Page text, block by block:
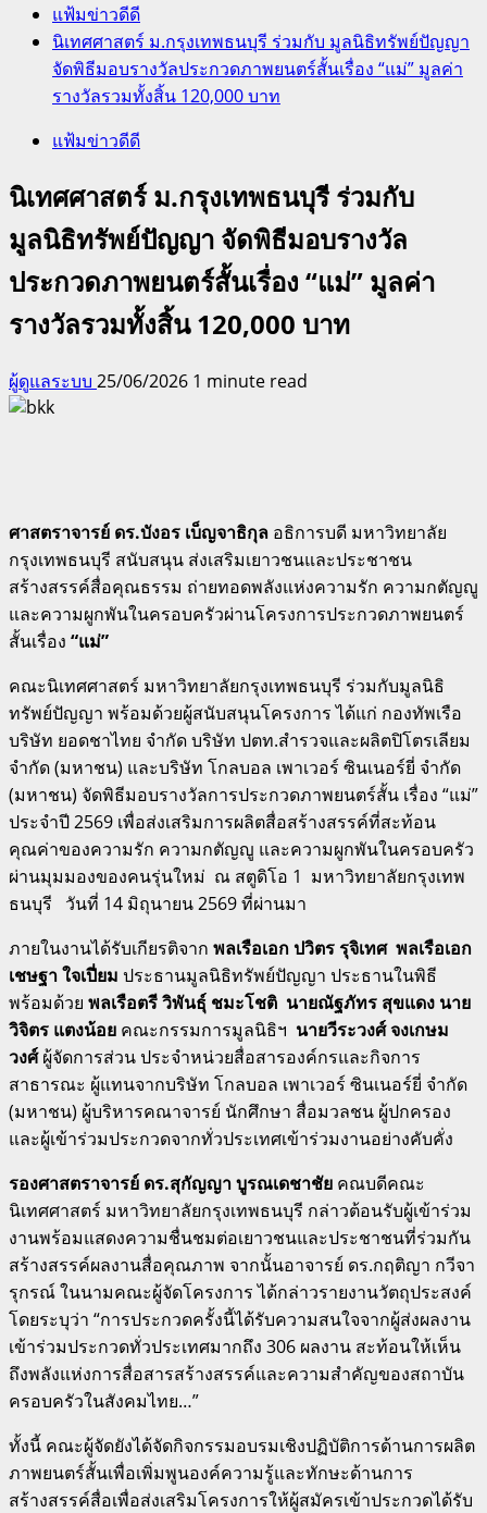
แฟ้มข่าวดีดี
นิเทศศาสตร์ ม.กรุงเทพธนบุรี ร่วมกับ มูลนิธิทรัพย์ปัญญา
จัดพิธีมอบรางวัลประกวดภาพยนตร์สั้นเรื่อง “แม่” มูลค่า
รางวัลรวมทั้งสิ้น 120,000 บาท
แฟ้มข่าวดีดี
นิเทศศาสตร์ ม.กรุงเทพธนบุรี ร่วมกับ
มูลนิธิทรัพย์ปัญญา จัดพิธีมอบรางวัล
ประกวดภาพยนตร์สั้นเรื่อง “แม่” มูลค่า
รางวัลรวมทั้งสิ้น 120,000 บาท
ผู้ดูแลระบบ 25/06/2026 1 minute read
ศาสตราจารย์ ดร.บังอร เบ็ญจาธิกุล อธิการบดี มหาวิทยาลัย
กรุงเทพธนบุรี สนับสนุน ส่งเสริมเยาวชนและประชาชน
สร้างสรรค์สื่อคุณธรรม ถ่ายทอดพลังแห่งความรัก ความกตัญญู
และความผูกพันในครอบครัวผ่านโครงการประกวดภาพยนตร์
สั้นเรื่อง “แม่”
คณะนิเทศศาสตร์ มหาวิทยาลัยกรุงเทพธนบุรี ร่วมกับมูลนิธิ
ทรัพย์ปัญญา พร้อมด้วยผู้สนับสนุนโครงการ ได้แก่ กองทัพเรือ
บริษัท ยอดชาไทย จำกัด บริษัท ปตท.สำรวจและผลิตปิโตรเลียม
จำกัด (มหาชน) และบริษัท โกลบอล เพาเวอร์ ซินเนอร์ยี่ จำกัด
(มหาชน) จัดพิธีมอบรางวัลการประกวดภาพยนตร์สั้น เรื่อง “แม่”
ประจำปี 2569 เพื่อส่งเสริมการผลิตสื่อสร้างสรรค์ที่สะท้อน
คุณค่าของความรัก ความกตัญญู และความผูกพันในครอบครัว
ผ่านมุมมองของคนรุ่นใหม่ ณ สตูดิโอ 1 มหาวิทยาลัยกรุงเทพ
ธนบุรี วันที่ 14 มิถุนายน 2569 ที่ผ่านมา
ภายในงานได้รับเกียรติจาก พลเรือเอก ปวิตร รุจิเทศ พลเรือเอก
เชษฐา ใจเปี่ยม ประธานมูลนิธิทรัพย์ปัญญา ประธานในพิธี
พร้อมด้วย พลเรือตรี วิพันธุ์ ชมะโชติ นายณัฐภัทร สุขแดง นาย
วิจิตร แตงน้อย คณะกรรมการมูลนิธิฯ นายวีระวงศ์ จงเกษม
วงศ์ผู้จัดการส่วน ประจำหน่วยสื่อสารองค์กรและกิจการ
สาธารณะ ผู้แทนจากบริษัท โกลบอล เพาเวอร์ ซินเนอร์ยี่ จำกัด
(มหาชน) ผู้บริหารคณาจารย์ นักศึกษา สื่อมวลชน ผู้ปกครอง
และผู้เข้าร่วมประกวดจากทั่วประเทศเข้าร่วมงานอย่างคับคั่ง
รองศาสตราจารย์ ดร.สุกัญญา บูรณเดชาชัย คณบดีคณะ
นิเทศศาสตร์ มหาวิทยาลัยกรุงเทพธนบุรี กล่าวต้อนรับผู้เข้าร่วม
งานพร้อมแสดงความชื่นชมต่อเยาวชนและประชาชนที่ร่วมกัน
สร้างสรรค์ผลงานสื่อคุณภาพ จากนั้นอาจารย์ ดร.กฤติญา กวีจา
รุกรณ์ ในนามคณะผู้จัดโครงการ ได้กล่าวรายงานวัตถุประสงค์
โดยระบุว่า “การประกวดครั้งนี้ได้รับความสนใจจากผู้ส่งผลงาน
เข้าร่วมประกวดทั่วประเทศมากถึง 306 ผลงาน สะท้อนให้เห็น
ถึงพลังแห่งการสื่อสารสร้างสรรค์และความสำคัญของสถาบัน
ครอบครัวในสังคมไทย…”
ทั้งนี้ คณะผู้จัดยังได้จัดกิจกรรมอบรมเชิงปฏิบัติการด้านการผลิต
ภาพยนตร์สั้นเพื่อเพิ่มพูนองค์ความรู้และทักษะด้านการ
สร้างสรรค์สื่อเพื่อส่งเสริมโครงการให้ผู้สมัครเข้าประกวดได้รับ